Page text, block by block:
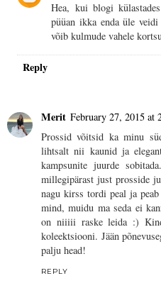
Hea, kui blogi
püüan ikka enda üle
võib kulmude vahele
Reply
Merit February 27, 2015 at
Prossid võitsid ka minu
lihtsalt nii kaunid ja
kampsunite juurde
millegipärast just prosside
nagu kirss tordi peal ja
mind, muidu ma seda ei
on niiiii raske leida :)
koleektsiooni. Jään
palju head!
REPLY